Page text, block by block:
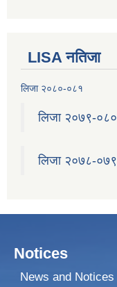
LISA नतिजा
लिजा २०८०-०८१
लिजा २०७९-०८०
लिजा २०७८-०७९
Notices
News and Notices